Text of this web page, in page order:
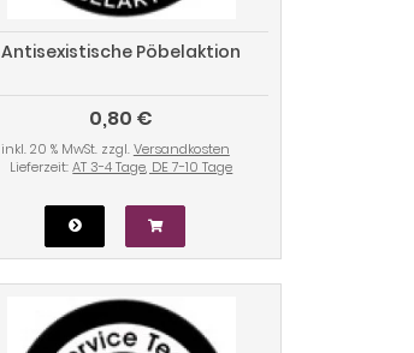
Antisexistische Pöbelaktion
0,80 €
inkl. 20 % MwSt. zzgl.Versandkosten
Lieferzeit:AT 3-4 Tage, DE 7-10 Tage